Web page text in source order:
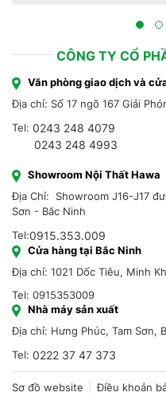
CÔNG TY CỔ
Văn phòng giao dịch và
Địa chỉ: Số 17 ngõ 167 Giải
Tel: 0243 248 4079
0243 248 4993
Showroom Nội Thất Hawa
Địa Chỉ: Showroom J16-J17
Sơn - Bắc Ninh
Tel:0915.353.009
Cửa hàng tại Bắc Ninh
Địa chỉ: 1021 Dốc Tiêu, Minh
Tel: 0915353009
Nhà máy sản xuất
Địa chỉ: Hưng Phúc, Tam Sơn,
Tel: 0222 37 47 373
Sơ đồ website Điều khoản